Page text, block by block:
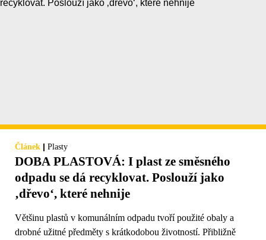
Článek | Plasty
DOBA PLASTOVÁ: I plast ze směsného
odpadu se dá recyklovat. Poslouží jako
‚dřevo‘, které nehnije
Většinu plastů v komunálním odpadu tvoří použité obaly a
drobné užitné předměty s krátkodobou životností. Přibližně